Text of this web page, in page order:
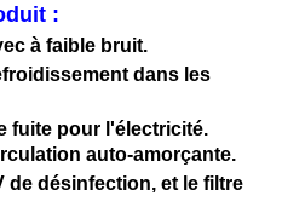
:
à faible bruit.
dans les
fuite pour l'électricité.
auto-amorçante.
de désinfection, et le filtre